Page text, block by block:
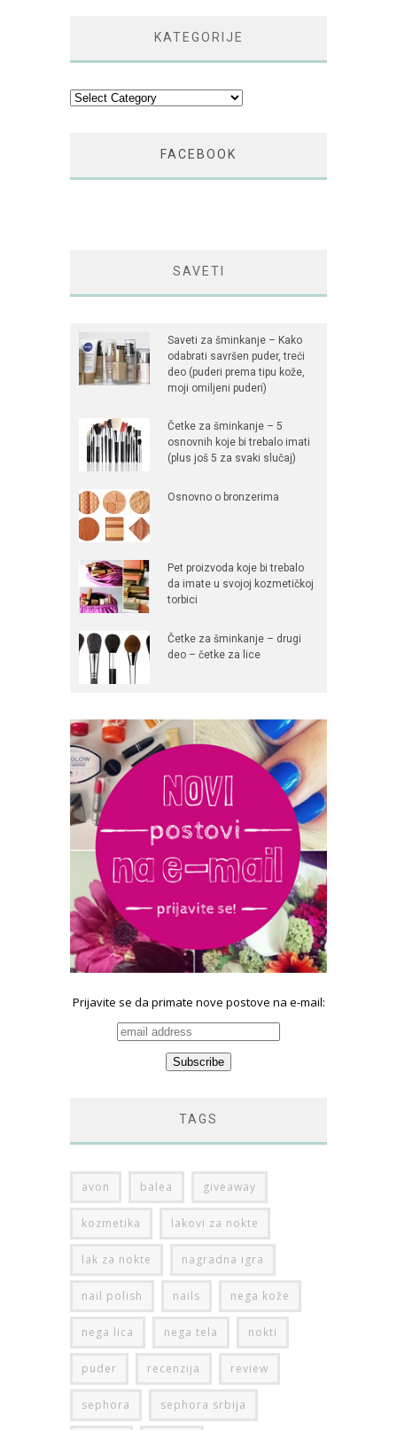
KATEGORIJE
Kategorije
FACEBOOK
SAVETI
Saveti za šminkanje – Kako
odabrati savršen puder, treći
deo (puderi prema tipu kože,
moji omiljeni puderi)
Četke za šminkanje – 5
osnovnih koje bi trebalo imati
(plus još 5 za svaki slučaj)
Osnovno o bronzerima
Pet proizvoda koje bi trebalo
da imate u svojoj kozmetičkoj
torbici
Četke za šminkanje – drugi
deo – četke za lice
Prijavite se da primate nove postove na e-mail:
TAGS
avon balea giveaway
kozmetika lakovi za nokte
lak za nokte nagradna igra
nail polish nails nega kože
nega lica nega tela nokti
puder recenzija review
sephora sephora srbija